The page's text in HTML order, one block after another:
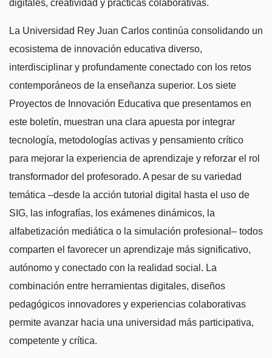
digitales, creatividad y prácticas colaborativas.
La Universidad Rey Juan Carlos continúa consolidando un
ecosistema de innovación educativa diverso,
interdisciplinar y profundamente conectado con los retos
contemporáneos de la enseñanza superior. Los siete
Proyectos de Innovación Educativa que presentamos en
este boletín, muestran una clara apuesta por integrar
tecnología, metodologías activas y pensamiento crítico
para mejorar la experiencia de aprendizaje y reforzar el rol
transformador del profesorado. A pesar de su variedad
temática –desde la acción tutorial digital hasta el uso de
SIG, las infografías, los exámenes dinámicos, la
alfabetización mediática o la simulación profesional– todos
comparten el favorecer un aprendizaje más significativo,
autónomo y conectado con la realidad social. La
combinación entre herramientas digitales, diseños
pedagógicos innovadores y experiencias colaborativas
permite avanzar hacia una universidad más participativa,
competente y crítica.